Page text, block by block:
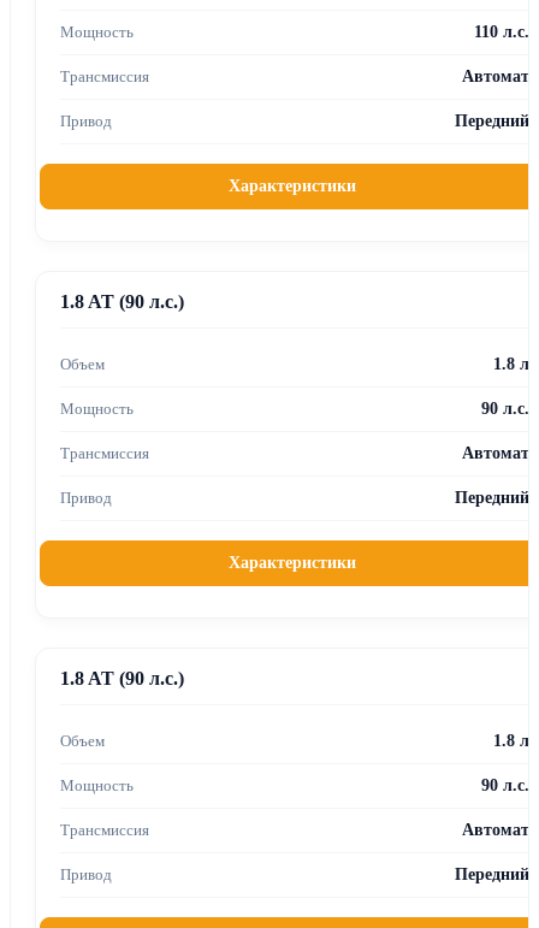
110 л.с.
Автомат
Передний
Характеристики
1.8 AT (90 л.с.)
1.8 л
90 л.с.
Автомат
Передний
Характеристики
1.8 AT (90 л.с.)
1.8 л
90 л.с.
Автомат
Передний